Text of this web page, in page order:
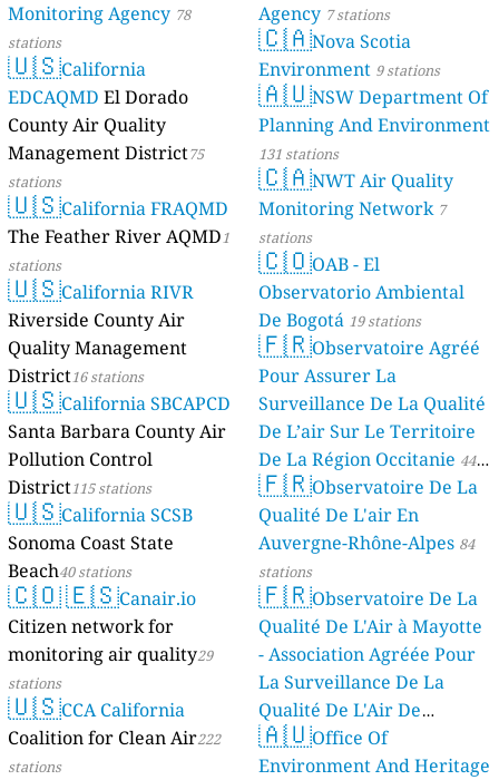
Monitoring Agency 78
stations
🇺🇸California
EDCAQMD El Dorado
County Air Quality
Management District75
stations
🇺🇸California FRAQMD
The Feather River AQMD1
stations
🇺🇸California RIVR
Riverside County Air
Quality Management
District16 stations
🇺🇸California SBCAPCD
Santa Barbara County Air
Pollution Control
District115 stations
🇺🇸California SCSB
Sonoma Coast State
Beach40 stations
🇨🇴🇪🇸Canair.io
Citizen network for
monitoring air quality29
stations
🇺🇸CCA California
Coalition for Clean Air222
stations
Agency 7 stations
🇨🇦Nova Scotia
Environment 9 stations
🇦🇺NSW Department Of
Planning And Environment
131 stations
🇨🇦NWT Air Quality
Monitoring Network 7
stations
🇨🇴OAB - El
Observatorio Ambiental
De Bogotá 19 stations
🇫🇷Observatoire Agréé
Pour Assurer La
Surveillance De La Qualité
De L’air Sur Le Territoire
De La Région Occitanie 44
stations
🇫🇷Observatoire De La
Qualité De L'air En
Auvergne-Rhône-Alpes 84
stations
🇫🇷Observatoire De La
Qualité De L'Air à Mayotte
- Association Agréée Pour
La Surveillance De La
Qualité De L'Air De
Mayotte 4 stations
🇦🇺Office Of
Environment And Heritage